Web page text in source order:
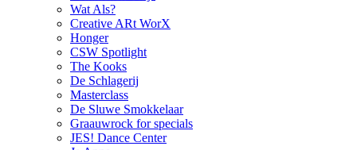
Wat Als?
Creative ARt WorX
Honger
CSW Spotlight
The Kooks
De Schlagerij
Masterclass
De Sluwe Smokkelaar
Graauwrock for specials
JES! Dance Center